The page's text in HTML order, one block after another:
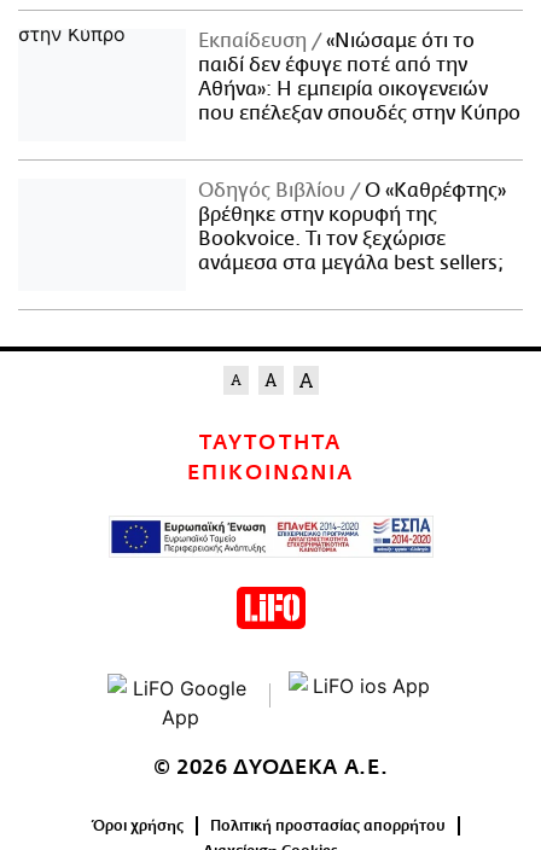
Εκπαίδευση
«Νιώσαμε ότι το
παιδί δεν έφυγε ποτέ από την
Αθήνα»: Η εμπειρία οικογενειών
που επέλεξαν σπουδές στην Κύπρο
Οδηγός Βιβλίου
Ο «Καθρέφτης»
βρέθηκε στην κορυφή της
Bookvoice. Τι τον ξεχώρισε
ανάμεσα στα μεγάλα best sellers;
ΤΑΥΤΟΤΗΤΑ
ΕΠΙΚΟΙΝΩΝΙΑ
© 2026 ΔΥΟΔΕΚΑ Α.Ε.
Όροι χρήσης
Πολιτική προστασίας απορρήτου